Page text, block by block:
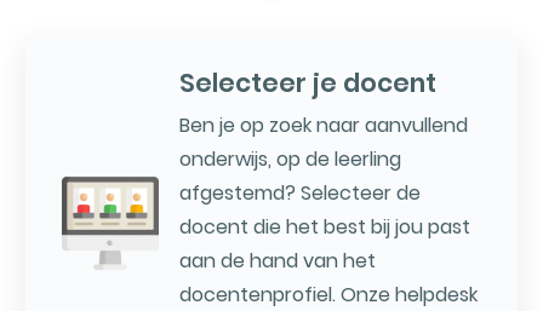
Selecteer je docent
Ben je op zoek naar aanvullend
onderwijs, op de leerling
afgestemd? Selecteer de
docent die het best bij jou past
aan de hand van het
docentenprofiel. Onze helpdesk